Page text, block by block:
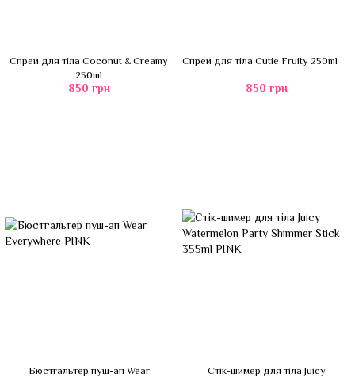
Спрей для тіла Coconut & Creamy
250ml
850 грн
Спрей для тіла Cutie Fruity 250ml
850 грн
Бюстгальтер пуш-ап Wear
Стік-шимер для тіла Juicy